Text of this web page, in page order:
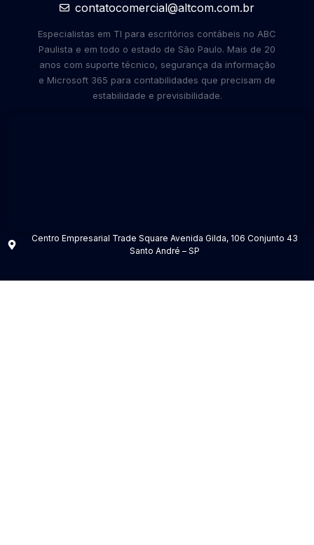
contatocomercial@altcom.com.br
Especialistas em TI para escritórios contábeis no ABC
Paulista e em todo o estado de São Paulo. Mais de 20
anos com suporte técnico, segurança da informação
e Microsoft 365 para contabilidades que precisam de
estabilidade e previsibilidade.
Centro Empresarial Trade Square Avenida Gilda, 106 Conjunto 43
Santo André – SP